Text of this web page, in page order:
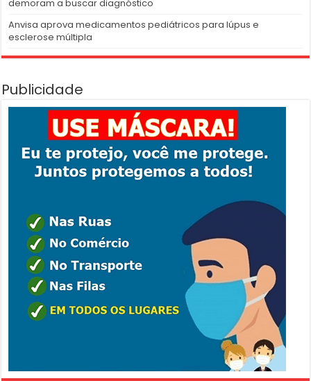
demoram a buscar diagnóstico
Anvisa aprova medicamentos pediátricos para lúpus e
esclerose múltipla
Publicidade